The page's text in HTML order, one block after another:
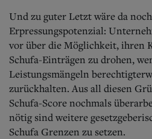
Und zu guter Letzt wäre da
Erpressungspotenzial:
vor über die Möglichkeit, ihren
Schufa-Einträgen zu drohen,
Leistungsmängeln
zurückhalten. Aus all diesen
Schufa-Score nochmals
nötig sind weitere
Schufa Grenzen zu setzen.